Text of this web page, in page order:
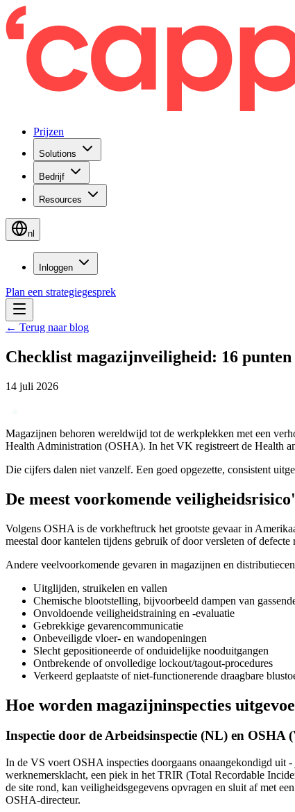
Prijzen
Solutions
Bedrijf
Resources
nl
Inloggen
Plan een strategiegesprek
← Terug naar blog
Checklist magazijnveiligheid: 16 punten
14 juli 2026
Magazijnen behoren wereldwijd tot de werkplekken met een
Health Administration (OSHA). In het VK registreert de Health
Die cijfers dalen niet vanzelf. Een goed opgezette, consistent
De meest voorkomende
Volgens OSHA is de vorkheftruck het grootste gevaar in
meestal door kantelen tijdens gebruik of door versleten of
Andere veelvoorkomende gevaren in magazijnen en
Uitglijden, struikelen en vallen
Chemische blootstelling, bijvoorbeeld dampen van
Onvoldoende veiligheidstraining en -evaluatie
Gebrekkige gevarencommunicatie
Onbeveiligde vloer- en wandopeningen
Slecht gepositioneerde of onduidelijke nooduitgangen
Ontbrekende of onvolledige lockout/tagout-procedures
Verkeerd geplaatste of niet-functionerende draagbare
Hoe worden magazijninspecties
Inspectie door de Arbeidsinspectie (NL) en OSHA
In de VS voert OSHA inspecties doorgaans onaangekondigd uit
werknemersklacht, een piek in het TRIR (Total Recordable
de site rond, kan veiligheidsgegevens opvragen en sluit af met
OSHA-directeur.